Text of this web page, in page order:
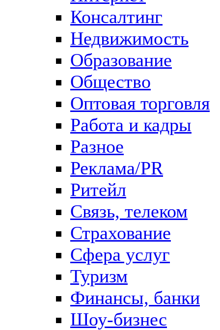
Консалтинг
Недвижимость
Образование
Общество
Оптовая торговля
Работа и кадры
Разное
Реклама/PR
Ритейл
Связь, телеком
Страхование
Сфера услуг
Туризм
Финансы, банки
Шоу-бизнес